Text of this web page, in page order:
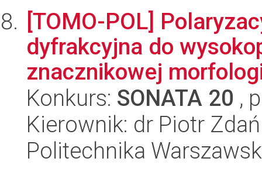
[TOMO-POL]
dyfrakcyjna do
znacznikowej
Konkurs: SONATA 20 ,
Kierownik: dr Piotr
Politechnika